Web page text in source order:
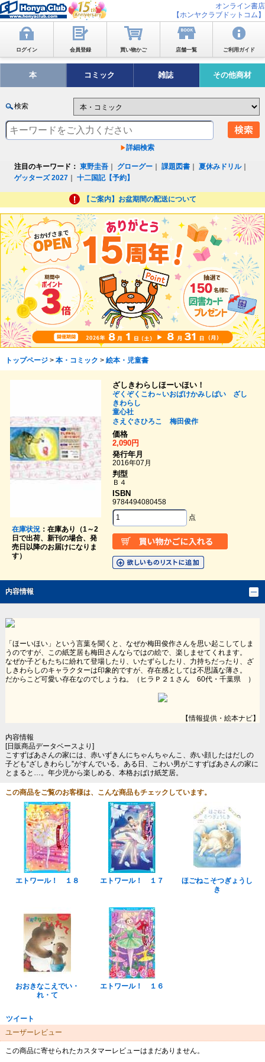
オンライン書店
【ホンヤクラブドットコム】
ログイン 会員登録 買い物かご 店舗一覧 ご利用ガイド
本 コミック 雑誌 その他商材
検索
詳細検索
注目のキーワード： 東野圭吾 グローグー ｜課題図書 ｜夏休みドリル｜
ゲッターズ 2027 ｜十二国記【予約】
【ご案内】お盆期間の配送について
トップページ> 本・コミック > 絵本・児童書
在庫状況：在庫あり（1～2
日で出荷、新刊の場合、発
売日以降のお届けになりま
す）
ざしきわらしほーいほい！
ぞくぞくこわ～いおばけかみしばい ざし
きわらし
童心社
さえぐさひろこ
梅田俊作
価格
2,090円
発行年月
2016年07月
判型
Ｂ４
ISBN
9784494080458
点
内容情報
「ほーいほい」という言葉を聞くと、なぜか梅田俊作さんを思い起こしてしま
うのですが、この紙芝居も梅田さんならではの絵で、楽しませてくれます。
なぜか子どもたちに紛れて登場したり、いたずらしたり、力持ちだったり、ざ
しきわらしのキャラクターは印象的ですが、存在感としては不思議な薄さ。
だからこど可愛い存在なのでしょうね。（ヒラＰ２１さん 60代・千葉県 ）
【情報提供・絵本ナビ】
内容情報
[日販商品データベースより]
こすずばあさんの家には、赤いずきんにちゃんちゃんこ、赤い顔したはだしの
子ども“ざしきわらし”がすんでいる。ある日、こわい男がこすずばあさんの家に
とまると…。年少児から楽しめる、本格おばけ紙芝居。
この商品をご覧のお客様は、こんな商品もチェックしています。
エトワール！ １８ エトワール！ １７
ほごねこそつぎょうし
き
おおきなこえでい・
れ・て
エトワール！ １６
ツイート
ユーザーレビュー
この商品に寄せられたカスタマーレビューはまだありません。